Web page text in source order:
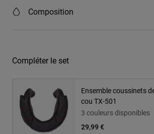
Composition
Compléter le set
Ensemble coussinets
cou TX-501
3 couleurs disponibles
29,99 €